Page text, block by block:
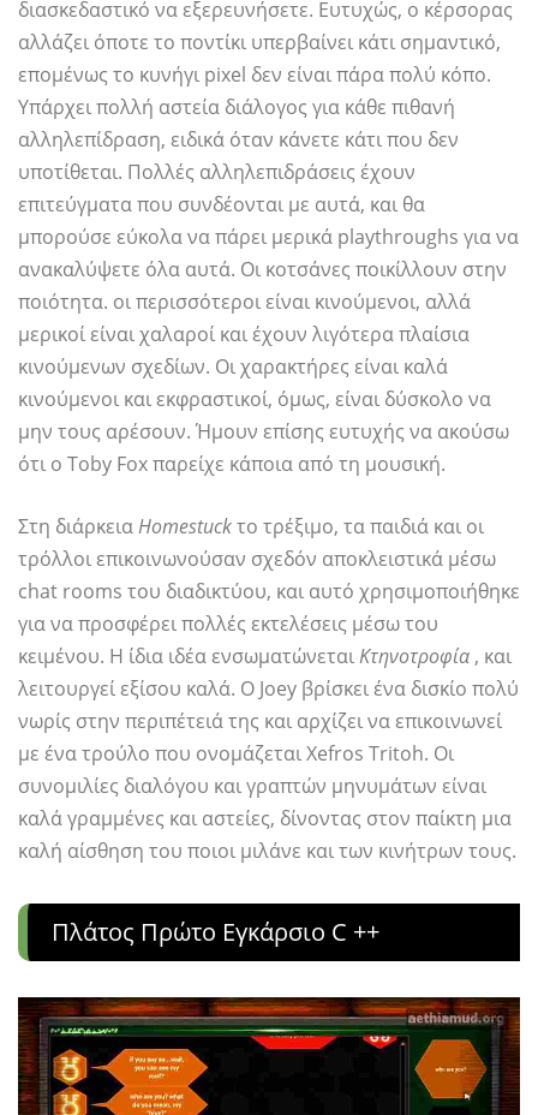
διασκεδαστικό να εξερευνήσετε. Ευτυχώς, ο κέρσορας
αλλάζει όποτε το ποντίκι υπερβαίνει κάτι σημαντικό,
επομένως το κυνήγι pixel δεν είναι πάρα πολύ κόπο.
Υπάρχει πολλή αστεία διάλογος για κάθε πιθανή
αλληλεπίδραση, ειδικά όταν κάνετε κάτι που δεν
υποτίθεται. Πολλές αλληλεπιδράσεις έχουν
επιτεύγματα που συνδέονται με αυτά, και θα
μπορούσε εύκολα να πάρει μερικά playthroughs για να
ανακαλύψετε όλα αυτά. Οι κοτσάνες ποικίλλουν στην
ποιότητα. οι περισσότεροι είναι κινούμενοι, αλλά
μερικοί είναι χαλαροί και έχουν λιγότερα πλαίσια
κινούμενων σχεδίων. Οι χαρακτήρες είναι καλά
κινούμενοι και εκφραστικοί, όμως, είναι δύσκολο να
μην τους αρέσουν. Ήμουν επίσης ευτυχής να ακούσω
ότι ο Toby Fox παρείχε κάποια από τη μουσική.
Στη διάρκειαHomestuckτο τρέξιμο, τα παιδιά και οι
τρόλλοι επικοινωνούσαν σχεδόν αποκλειστικά μέσω
chat rooms του διαδικτύου, και αυτό χρησιμοποιήθηκε
για να προσφέρει πολλές εκτελέσεις μέσω του
κειμένου. Η ίδια ιδέα ενσωματώνεταιΚτηνοτροφία , και
λειτουργεί εξίσου καλά. Ο Joey βρίσκει ένα δισκίο πολύ
νωρίς στην περιπέτειά της και αρχίζει να επικοινωνεί
με ένα τρούλο που ονομάζεται Xefros Tritoh. Οι
συνομιλίες διαλόγου και γραπτών μηνυμάτων είναι
καλά γραμμένες και αστείες, δίνοντας στον παίκτη μια
καλή αίσθηση του ποιοι μιλάνε και των κινήτρων τους.
Πλάτος Πρώτο Εγκάρσιο C ++